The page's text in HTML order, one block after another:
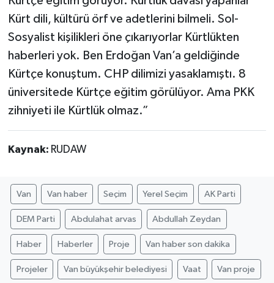
Kürt dili, kültürü örf ve adetlerini bilmeli. Sol-
Sosyalist kişilikleri öne çıkarıyorlar Kürtlükten
haberleri yok. Ben Erdoğan Van’a geldiğinde
Kürtçe konuştum. CHP dilimizi yasaklamıştı. 8
üniversitede Kürtçe eğitim görülüyor. Ama PKK
zihniyeti ile Kürtlük olmaz.”
Kaynak: RUDAW
Van Van haber Seçim Yerel Seçim AK Parti
DEM Parti Abdulahat arvas Abdullah Zeydan
Haber Haberler Proje Van haber son dakika
Projeler Van büyükşehir belediyesi Vaat Van proje